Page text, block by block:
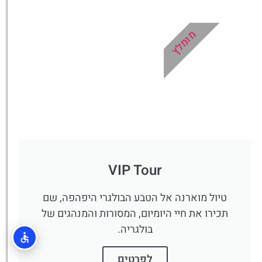
מומלץ?
לחצו
פה!
VIP Tour
טיול מוארנה אל הטבע הבולגרי היפהפה, שם
תכירו את חיי היומיום, המסורות והמנהגים של
בולגריה.
מומלץ